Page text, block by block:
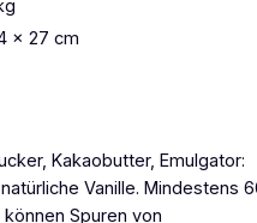
× 27 cm
Kakaobutter, Emulgator:
natürliche Vanille. Mindestens
können Spuren von